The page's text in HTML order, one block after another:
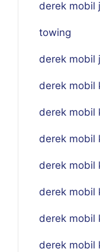
derek mobil
towing
derek mobil
derek mobil
derek mobil
derek mobil
derek mobil
derek mobil
derek mobil
derek mobil